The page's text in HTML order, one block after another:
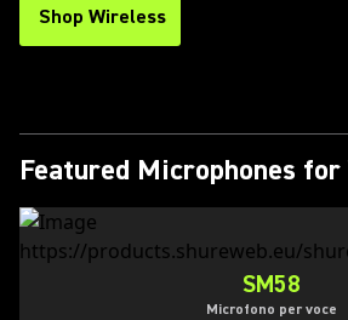
Shop Wireless
Featured Microphones for
SM58
Microfono per voce